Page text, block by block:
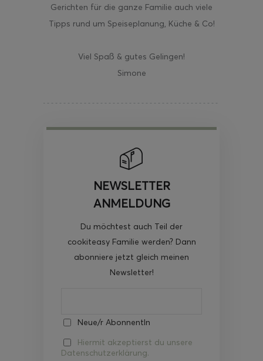
Gerichten für die ganze Familie auch viele
Tipps rund um Speiseplanung, Küche & Co!
Viel Spaß & gutes Gelingen!
Simone
NEWSLETTER
ANMELDUNG
Du möchtest auch Teil der
cookiteasy Familie werden? Dann
abonniere jetzt gleich meinen
Newsletter!
Neue/r AbonnentIn
Hiermit akzeptierst du unsere
Datenschutzerklärung.